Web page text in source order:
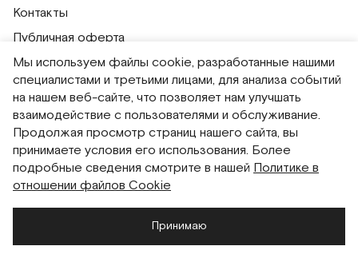
Контакты
Публичная оферта
Политика обработки персональных данных
Политика использования сессионных файлов
Согласие на получение рассылок
Согласие на обработку персональных данных
Система привилегий
РусскийEnglish
Мы используем файлы cookie, разработанные нашими
специалистами и третьими лицами, для анализа событий
на нашем веб-сайте, что позволяет нам улучшать
взаимодействие с пользователями и обслуживание.
Продолжая просмотр страниц нашего сайта, вы
принимаете условия его использования. Более
подробные сведения смотрите в нашей Политике в
отношении файлов Cookie
Принимаю